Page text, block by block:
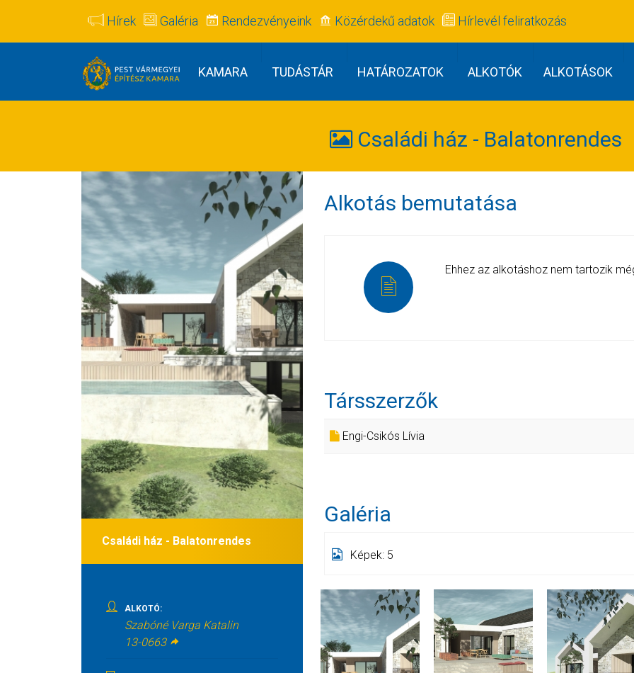
Hírek Galéria Rendezvényeink Közérdekű adatok Hírlevél feliratkozás
KAMARA TUDÁSTÁR HATÁROZATOK ALKOTÓK ALKOTÁSOK
Családi ház - Balatonrendes
Családi ház - Balatonrendes
ALKOTÓ:
Szabóné Varga Katalin
13-0663
Alkotás bemutatása
Ehhez az alkotáshoz nem tartozik
Társszerzők
Engi-Csikós Lívia
Galéria
Képek: 5